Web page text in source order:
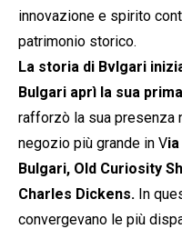
innovazione e spirito
patrimonio storico.
La storia di Bvlgari
Bulgari aprì la sua
rafforzò la sua presenza
negozio più grande in V
Bulgari, Old Curiosity
Charles Dickens. In
convergevano le più